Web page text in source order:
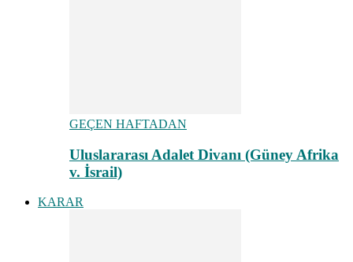
GEÇEN HAFTADAN
Uluslararası Adalet Divanı (Güney Afrika
v. İsrail)
KARAR